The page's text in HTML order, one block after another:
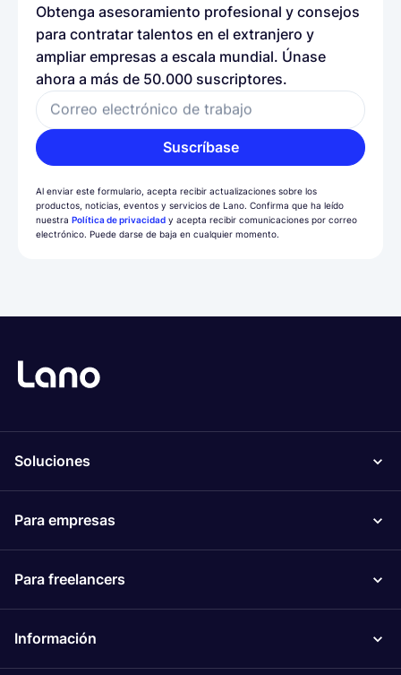
Obtenga asesoramiento profesional y consejos
para contratar talentos en el extranjero y
ampliar empresas a escala mundial. Únase
ahora a más de 50.000 suscriptores.
Correo electrónico de trabajo
Suscríbase
Al enviar este formulario, acepta recibir actualizaciones sobre los
productos, noticias, eventos y servicios de Lano. Confirma que ha leído
nuestra Política de privacidad y acepta recibir comunicaciones por correo
electrónico. Puede darse de baja en cualquier momento.
Soluciones
Para empresas
Para freelancers
Información